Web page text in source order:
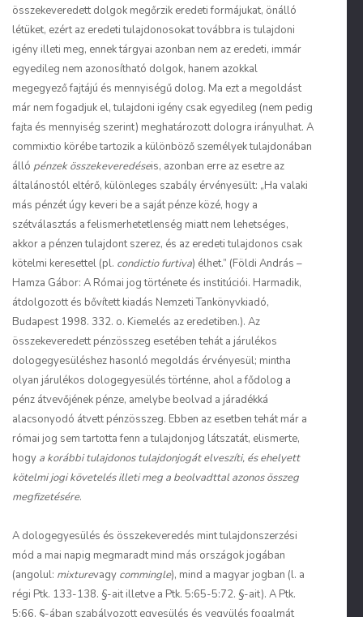
összekeveredett dolgok megőrzik eredeti formájukat, önálló
létüket, ezért az eredeti tulajdonosokat továbbra is tulajdoni
igény illeti meg, ennek tárgyai azonban nem az eredeti, immár
egyedileg nem azonosítható dolgok, hanem azokkal
megegyező fajtájú és mennyiségű dolog. Ma ezt a megoldást
már nem fogadjuk el, tulajdoni igény csak egyedileg (nem pedig
fajta és mennyiség szerint) meghatározott dologra irányulhat. A
commixtio körébe tartozik a különböző személyek tulajdonában
álló pénzek összekeveredéseis, azonban erre az esetre az
általánostól eltérő, különleges szabály érvényesült: „Ha valaki
más pénzét úgy keveri be a saját pénze közé, hogy a
szétválasztás a felismerhetetlenség miatt nem lehetséges,
akkor a pénzen tulajdont szerez, és az eredeti tulajdonos csak
kötelmi keresettel (pl. condictio furtiva) élhet.” (Földi András –
Hamza Gábor: A Római jog története és institúciói. Harmadik,
átdolgozott és bővített kiadás Nemzeti Tankönyvkiadó,
Budapest 1998. 332. o. Kiemelés az eredetiben.). Az
összekeveredett pénzösszeg esetében tehát a járulékos
dologegyesüléshez hasonló megoldás érvényesül; mintha
olyan járulékos dologegyesülés történne, ahol a fődolog a
pénz átvevőjének pénze, amelybe beolvad a járadékká
alacsonyodó átvett pénzösszeg. Ebben az esetben tehát már a
római jog sem tartotta fenn a tulajdonjog látszatát, elismerte,
hogy a korábbi tulajdonos tulajdonjogát elveszíti, és ehelyett
kötelmi jogi követelés illeti meg a beolvadttal azonos összeg
megfizetésére.
A dologegyesülés és összekeveredés mint tulajdonszerzési
mód a mai napig megmaradt mind más országok jogában
(angolul: mixturevagy commingle), mind a magyar jogban (l. a
régi Ptk. 133-138. §-ait illetve a Ptk. 5:65-5:72. §-ait). A Ptk.
5:66. §-ában szabályozott egyesülés és vegyülés fogalmát